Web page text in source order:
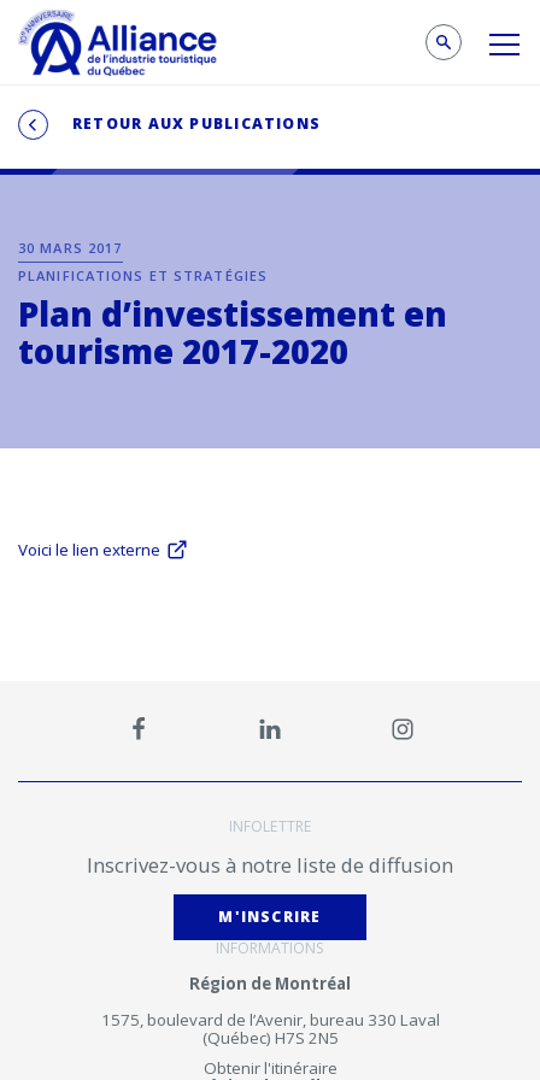
RETOUR AUX PUBLICATIONS
30 MARS 2017
PLANIFICATIONS ET STRATÉGIES
Plan d’investissement en
tourisme 2017-2020
Voici le lien externe
INFOLETTRE
Inscrivez-vous à notre liste de diffusion
M'INSCRIRE
INFORMATIONS
Région de Montréal
1575, boulevard de l’Avenir, bureau 330 Laval
(Québec) H7S 2N5
Obtenir l'itinéraire